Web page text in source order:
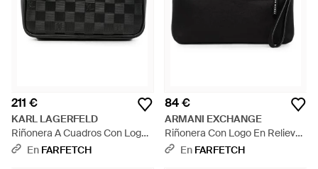
211 €
KARL LAGERFELD
Riñonera A Cuadros Con Logo
En Relieve - Negro
En FARFETCH
84 €
ARMANI EXCHANGE
Riñonera Con Logo En Relieve
- Negro
En FARFETCH